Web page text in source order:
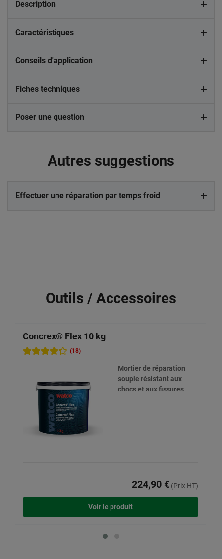
Description
Caractéristiques
Conseils d'application
Fiches techniques
Poser une question
Autres suggestions
Effectuer une réparation par temps froid
Outils / Accessoires
Concrex® Flex 10 kg
(18)
Mortier de réparation
souple résistant aux
chocs et aux fissures
224,90 € (Prix HT)
Voir le produit